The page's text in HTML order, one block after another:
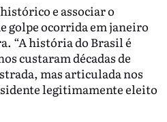
e associar o
golpe ocorrida em janeiro
“A história do Brasil é
custaram décadas de
mas articulada nos
legitimamente eleito